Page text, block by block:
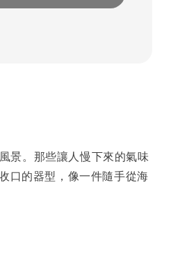
景。那些讓人慢下來的氣味
口的器型，像一件隨手從海